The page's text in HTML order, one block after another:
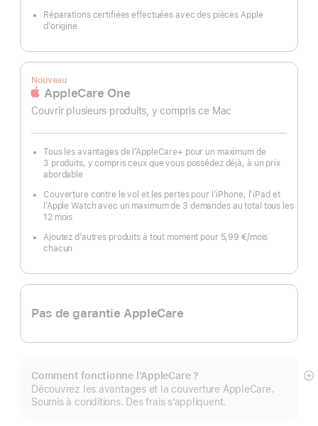
Réparations certifiées effectuées avec des pièces Apple
d’origine
Nouveau
AppleCare One
Couvrir plusieurs produits, y compris ce Mac
Tous les avantages de l’AppleCare+ pour un maximum de
3 produits, y compris ceux que vous possédez déjà, à un prix
abordable
Couverture contre le vol et les pertes pour l’iPhone, l’iPad et
l’Apple Watch avec un maximum de 3 demandes au total tous les
12 mois
Ajoutez d’autres produits à tout moment pour 5,99 €/mois
chacun
Pas de garantie AppleCare
Comment fonctionne l’AppleCare ?
Découvrez les avantages et la couverture AppleCare.
Soumis à conditions. Des frais s’appliquent.